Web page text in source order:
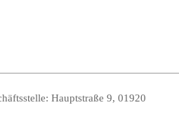
Hauptstraße 9, 01920